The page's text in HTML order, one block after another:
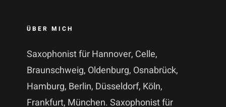
ÜBER MICH
Saxophonist für Hannover, Celle,
Braunschweig, Oldenburg, Osnabrück,
Hamburg, Berlin, Düsseldorf, Köln,
Frankfurt, München. Saxophonist für